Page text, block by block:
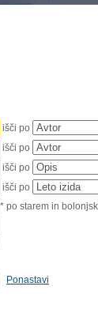
išči po
išči po
išči po
išči po
* po starem in
Ponastavi